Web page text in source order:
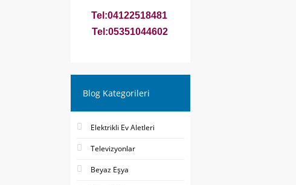
Tel:04122518481
Tel:05351044602
Blog Kategorileri
Elektrikli Ev Aletleri
Televizyonlar
Beyaz Eşya